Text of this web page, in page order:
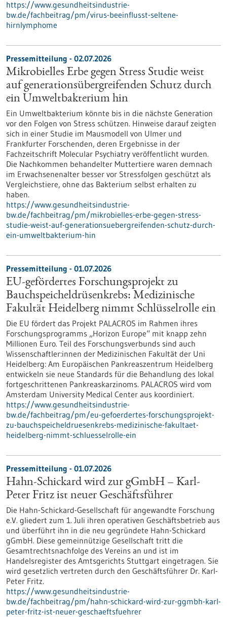
https://www.gesundheitsindustrie-
bw.de/fachbeitrag/pm/virus-beeinflusst-seltene-
hirnlymphome
Pressemitteilung - 02.07.2026
Mikrobielles Erbe gegen Stress Studie weist
auf generationsübergreifenden Schutz durch
ein Umweltbakterium hin
Ein Umweltbakterium könnte bis in die nächste Generation
vor den Folgen von Stress schützen. Hinweise darauf zeigten
sich in einer Studie im Mausmodell von Ulmer und
Frankfurter Forschenden, deren Ergebnisse in der
Fachzeitschrift Molecular Psychiatry veröffentlicht wurden.
Die Nachkommen behandelter Muttertiere waren demnach
im Erwachsenenalter besser vor Stressfolgen geschützt als
Vergleichstiere, ohne das Bakterium selbst erhalten zu
haben.
https://www.gesundheitsindustrie-
bw.de/fachbeitrag/pm/mikrobielles-erbe-gegen-stress-
studie-weist-auf-generationsuebergreifenden-schutz-durch-
ein-umweltbakterium-hin
Pressemitteilung - 01.07.2026
EU-gefördertes Forschungsprojekt zu
Bauchspeicheldrüsenkrebs: Medizinische
Fakultät Heidelberg nimmt Schlüsselrolle ein
Die EU fördert das Projekt PALACROS im Rahmen ihres
Forschungsprogramms „Horizon Europe“ mit knapp zehn
Millionen Euro. Teil des Forschungsverbunds sind auch
Wissenschaftler:innen der Medizinischen Fakultät der Uni
Heidelberg: Am Europäischen Pankreaszentrum Heidelberg
entwickeln sie neue Standards für die Behandlung des lokal
fortgeschrittenen Pankreaskarzinoms. PALACROS wird vom
Amsterdam University Medical Center aus koordiniert.
https://www.gesundheitsindustrie-
bw.de/fachbeitrag/pm/eu-gefoerdertes-forschungsprojekt-
zu-bauchspeicheldruesenkrebs-medizinische-fakultaet-
heidelberg-nimmt-schluesselrolle-ein
Pressemitteilung - 01.07.2026
Hahn-Schickard wird zur gGmbH – Karl-
Peter Fritz ist neuer Geschäftsführer
Die Hahn-Schickard-Gesellschaft für angewandte Forschung
e.V. gliedert zum 1. Juli ihren operativen Geschäftsbetrieb aus
und überführt ihn in die neu gegründete Hahn-Schickard
gGmbH. Diese gemeinnützige Gesellschaft tritt die
Gesamtrechtsnachfolge des Vereins an und ist im
Handelsregister des Amtsgerichts Stuttgart eingetragen. Sie
wird gesetzlich vertreten durch den Geschäftsführer Dr. Karl-
Peter Fritz.
https://www.gesundheitsindustrie-
bw.de/fachbeitrag/pm/hahn-schickard-wird-zur-ggmbh-karl-
peter-fritz-ist-neuer-geschaeftsfuehrer